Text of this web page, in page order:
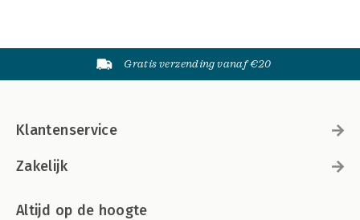
Gratis verzending vanaf €20
Klantenservice
Zakelijk
Altijd op de hoogte